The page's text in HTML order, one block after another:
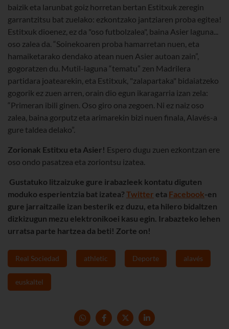
baizik eta larunbat goiz horretan bertan Estitxuk zeregin
garrantzitsu bat zuelako: ezkontzako jantziaren proba egitea!
Estitxuk dioenez, ez da "oso futbolzalea", baina Asier laguna...
oso zalea da. “Soinekoaren proba hamarretan nuen, eta
hamaiketarako dendako atean nuen Asier autoan zain”,
gogoratzen du. Mutil-laguna “tematu” zen Madrilera
partidara joatearekin, eta Estitxuk, "zalapartaka" bidaiatzeko
gogorik ez zuen arren, orain dio egun ikaragarria izan zela:
“Primeran ibili ginen. Oso giro ona zegoen. Ni ez naiz oso
zalea, baina gorputz eta arimarekin bizi nuen finala, Alavés-a
gure taldea delako”.
Zorionak Estitxu eta Asier! Espero dugu zuen ezkontzan ere
oso ondo pasatzea eta zoriontsu izatea.
Gustatuko litzaizuke gure irabazleek kontatu diguten
moduko esperientzia bat izatea? Twitter eta Facebook-en
gure jarraitzaile izan besterik ez duzu, eta hilero bidaltzen
dizkizugun mezu elektronikoei kasu egin. Irabazteko lehen
urratsa parte hartzea da beti! Zorte on!
Real Sociedad athletic Deporte alavés
euskaltel